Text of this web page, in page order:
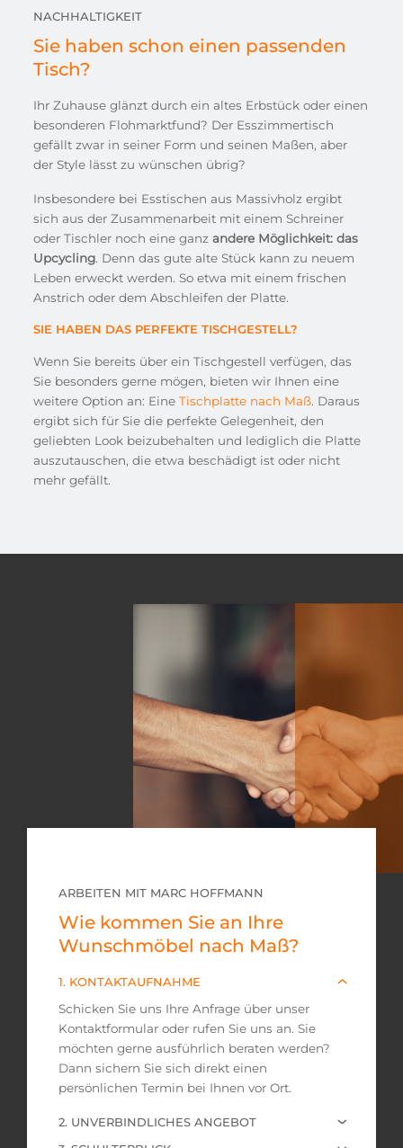
NACHHALTIGKEIT
Sie haben schon einen passenden
Tisch?
Ihr Zuhause glänzt durch ein altes Erbstück oder einen
besonderen Flohmarktfund? Der Esszimmertisch
gefällt zwar in seiner Form und seinen Maßen, aber
der Style lässt zu wünschen übrig?
Insbesondere bei Esstischen aus Massivholz ergibt
sich aus der Zusammenarbeit mit einem Schreiner
oder Tischler noch eine ganz andere Möglichkeit: das
Upcycling. Denn das gute alte Stück kann zu neuem
Leben erweckt werden. So etwa mit einem frischen
Anstrich oder dem Abschleifen der Platte.
SIE HABEN DAS PERFEKTE TISCHGESTELL?
Wenn Sie bereits über ein Tischgestell verfügen, das
Sie besonders gerne mögen, bieten wir Ihnen eine
weitere Option an: Eine Tischplatte nach Maß. Daraus
ergibt sich für Sie die perfekte Gelegenheit, den
geliebten Look beizubehalten und lediglich die Platte
auszutauschen, die etwa beschädigt ist oder nicht
mehr gefällt.
ARBEITEN MIT MARC HOFFMANN
Wie kommen Sie an Ihre
Wunschmöbel nach Maß?
1. KONTAKTAUFNAHME
Schicken Sie uns Ihre Anfrage über unser
Kontaktformular oder rufen Sie uns an. Sie
möchten gerne ausführlich beraten werden?
Dann sichern Sie sich direkt einen
persönlichen Termin bei Ihnen vor Ort.
2. UNVERBINDLICHES ANGEBOT
Nach der Besichtigung und Ausmessung